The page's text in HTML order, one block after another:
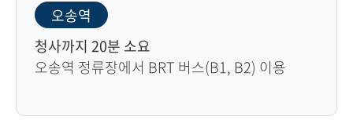
오송역
청사까지 20분 소요
오송역 정류장에서 BRT 버스(B1, B2) 이용